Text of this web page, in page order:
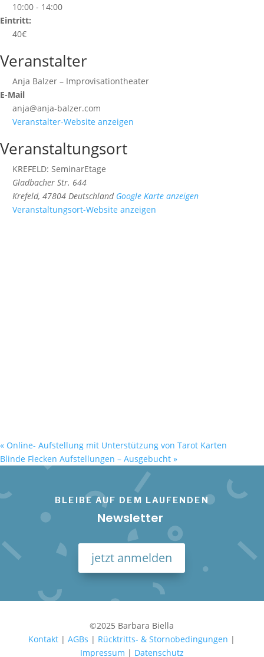
10:00 - 14:00
Eintritt:
40€
Veranstalter
Anja Balzer – Improvisationtheater
E-Mail
anja@anja-balzer.com
Veranstalter-Website anzeigen
Veranstaltungsort
KREFELD: SeminarEtage
Gladbacher Str. 644
Krefeld, 47804 Deutschland Google Karte anzeigen
Veranstaltungsort-Website anzeigen
« Online- Aufstellung mit Unterstützung von Tarot Karten
Blinde Flecken Aufstellungen – Ausgebucht »
BLEIBE AUF DEM LAUFENDEN
Newsletter
jetzt anmelden
©2025 Barbara Biella
Kontakt |AGBs | Rücktritts- & Stornobedingungen |
Impressum | Datenschutz